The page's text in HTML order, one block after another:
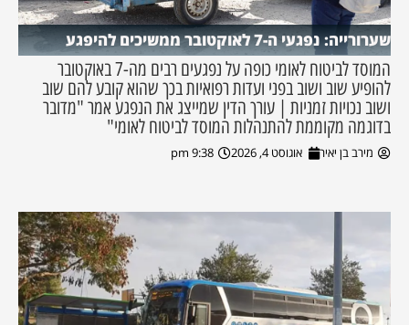
שערורייה: נפגעי ה-7 לאוקטובר ממשיכים להיפגע
המוסד לביטוח לאומי כופה על נפגעים רבים מה-7 באוקטובר
להופיע שוב ושוב בפני ועדות רפואיות בכך שהוא קובע להם שוב
ושוב נכויות זמניות | עורך הדין שמייצג את הנפגע אמר "מדובר
בדוגמה מקוממת להתנהלות המוסד לביטוח לאומי"
מירב בן יאיר אוגוסט 4, 2026 9:38 pm